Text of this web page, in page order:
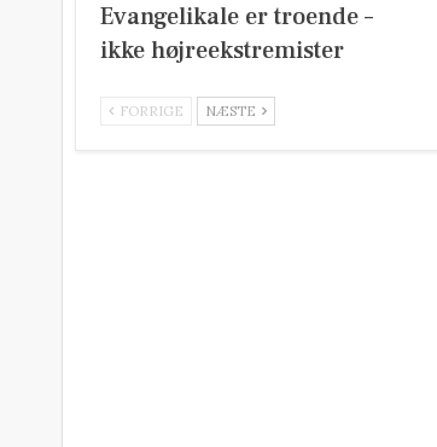
Evangelikale er troende –
ikke højreekstremister
FORRIGE NÆSTE